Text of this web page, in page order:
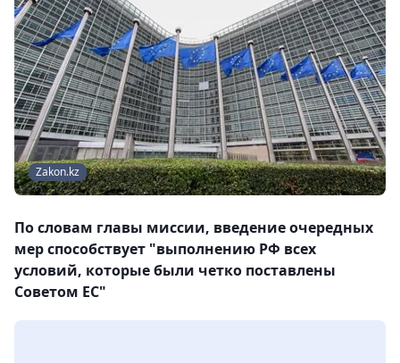
Zakon.kz
По словам главы миссии, введение очередных
мер способствует "выполнению РФ всех
условий, которые были четко поставлены
Советом ЕС"